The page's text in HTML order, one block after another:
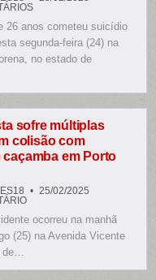
EM
TIRA
PRÓPRIA
VIDA
COM
CABEÇA
PRADESH,
ÍNDIA
26 anos cometeu suicídio
segunda-feira (24) na
no estado de
sofre múltiplas
colisão com
em Porto
25/02/2025
EM
SOFRE
MÚLTIPLAS
FRATURAS
COM
ocorreu na manhã
(25) na Avenida Vicente
de…